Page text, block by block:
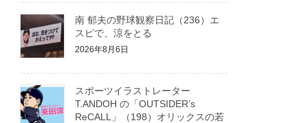
南 郁夫の野球観察日記（236）エ
スピで、涼をとる
2026年8月6日
スポーツイラストレーター
T.ANDOH の「OUTSIDER’s
ReCALL」（198）オリックスの若